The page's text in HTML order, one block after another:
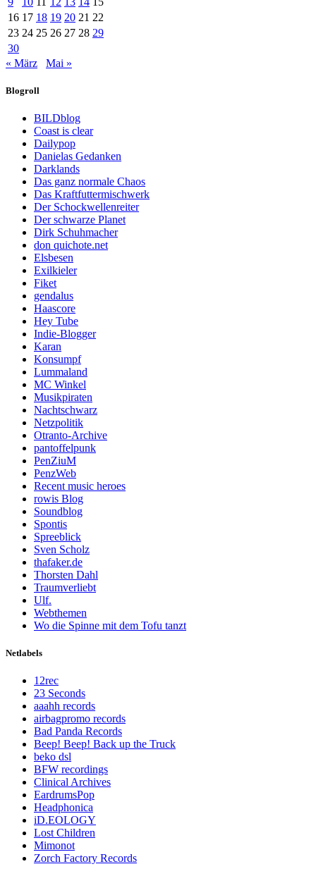
16 17 18 19 20 21 22
23 24 25 26 27 28 29
30
« März
Mai »
Blogroll
BILDblog
Coast is clear
Dailypop
Danielas Gedanken
Darklands
Das ganz normale Chaos
Das Kraftfuttermischwerk
Der Schockwellenreiter
Der schwarze Planet
Dirk Schuhmacher
don quichote.net
Elsbesen
Exilkieler
Fiket
gendalus
Haascore
Hey Tube
Indie-Blogger
Karan
Konsumpf
Lummaland
MC Winkel
Musikpiraten
Nachtschwarz
Netzpolitik
Otranto-Archive
pantoffelpunk
PenZiuM
PenzWeb
Recent music heroes
rowis Blog
Soundblog
Spontis
Spreeblick
Sven Scholz
thafaker.de
Thorsten Dahl
Traumverliebt
Ulf.
Webthemen
Wo die Spinne mit dem Tofu tanzt
Netlabels
12rec
23 Seconds
aaahh records
airbagpromo records
Bad Panda Records
Beep! Beep! Back up the Truck
beko dsl
BFW recordings
Clinical Archives
EardrumsPop
Headphonica
iD.EOLOGY
Lost Children
Mimonot
Zorch Factory Records